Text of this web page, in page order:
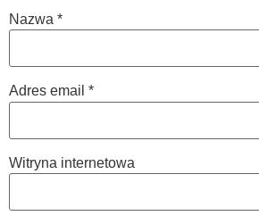
Nazwa *
Adres email *
Witryna internetowa